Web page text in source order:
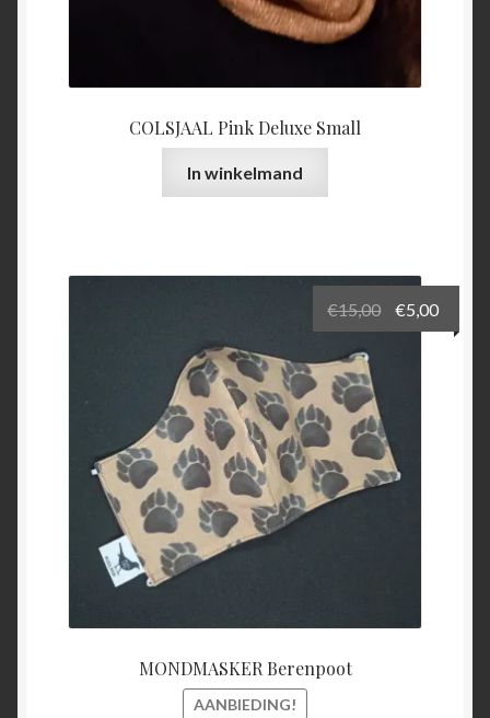
COLSJAAL Pink Deluxe Small
In winkelmand
MONDMASKER Berenpoot
AANBIEDING!
€15,00
prijs
€5,00
prijs